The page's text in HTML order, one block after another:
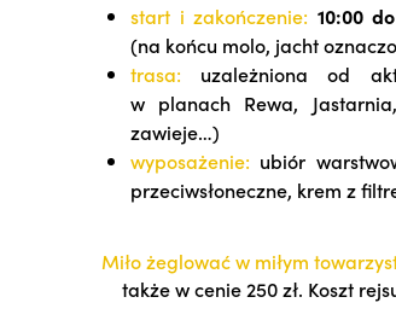
start i zakończenie: 10:00
(na końcu molo, jacht
trasa: uzależniona od
w planach Rewa,
zawieje…)
wyposażenie: ubiór
przeciwsłoneczne, krem z
Miło żeglować w miłym
także w cenie 250 zł. Koszt